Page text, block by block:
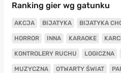
Ranking gier wg gatunku
AKCJA BIJATYKA BIJATYKA
HORROR INNA KARAOKE
KONTROLERY RUCHU LOGICZNA
MUZYCZNA OTWARTY ŚWIAT